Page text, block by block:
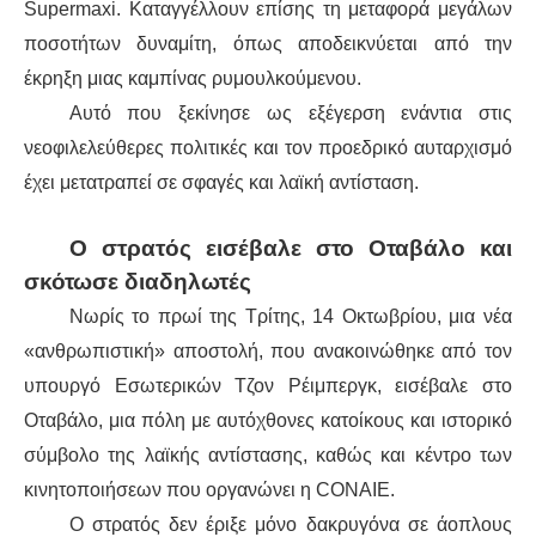
Supermaxi. Καταγγέλλουν επίσης τη μεταφορά μεγάλων
ποσοτήτων δυναμίτη, όπως αποδεικνύεται από την
έκρηξη μιας καμπίνας ρυμουλκούμενου.
Αυτό που ξεκίνησε ως εξέγερση ενάντια στις
νεοφιλελεύθερες πολιτικές και τον προεδρικό αυταρχισμό
έχει μετατραπεί σε σφαγές και λαϊκή αντίσταση.
Ο στρατός εισέβαλε στο Οταβάλο και
σκότωσε διαδηλωτές
Νωρίς το πρωί της Τρίτης, 14 Οκτωβρίου, μια νέα
«ανθρωπιστική» αποστολή, που ανακοινώθηκε από τον
υπουργό Εσωτερικών Τζον Ρέιμπεργκ, εισέβαλε στο
Οταβάλο, μια πόλη με αυτόχθονες κατοίκους και ιστορικό
σύμβολο της λαϊκής αντίστασης, καθώς και κέντρο των
κινητοποιήσεων που οργανώνει η CONAIE.
Ο στρατός δεν έριξε μόνο δακρυγόνα σε άοπλους